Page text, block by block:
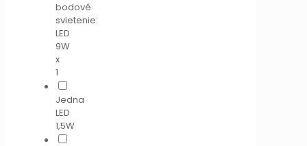
bodové
svietenie:
LED
9W
x
1
Jedna
LED
1,5W